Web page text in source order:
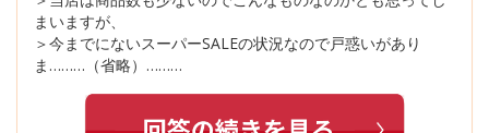
まいますが、
＞今までにないスーパーSALEの状況なので戸惑いがあり
ま………（省略）………